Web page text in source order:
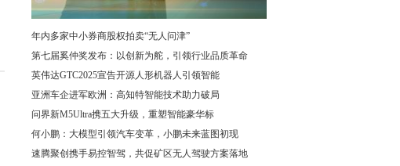
年内多家中小券商股权拍卖“无人问津”
第七届奚仲奖发布：以创新为舵，引领行业品质革命
英伟达GTC2025宣告开源人形机器人引领智能
亚洲车企进军欧洲：高知特智能技术助力破局
问界新M5Ultra携五大升级，重塑智能豪华标
何小鹏：大模型引领汽车变革，小鹏未来蓝图初现
速腾聚创携手易控智驾，共促矿区无人驾驶方案落地